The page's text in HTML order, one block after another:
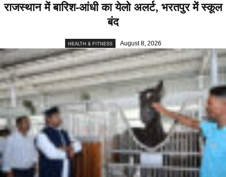
राजस्थान में बारिश-आंधी का येलो अलर्ट, भरतपुर में स्कूल
बंद
HEALTH & FITNESS August 8, 2026